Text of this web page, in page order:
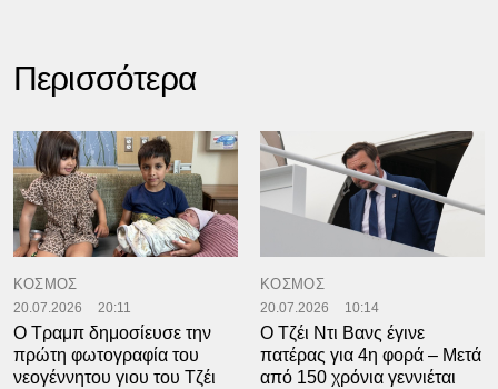
Περισσότερα
ΚΟΣΜΟΣ
20.07.2026 20:11
Ο Τραμπ δημοσίευσε την
πρώτη φωτογραφία του
νεογέννητου γιου του Τζέι
ΚΟΣΜΟΣ
20.07.2026 10:14
Ο Τζέι Ντι Βανς έγινε
πατέρας για 4η φορά – Μετά
από 150 χρόνια γεννιέται